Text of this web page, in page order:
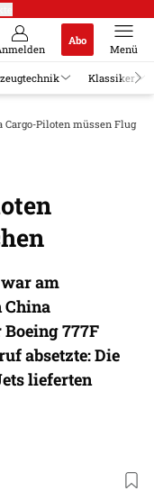
Abo
Menü
Klassiker
Cargo-Piloten müssen Flug
am
China
777F
absetzte: Die
lieferten
Foto: Lufthansa Cargo